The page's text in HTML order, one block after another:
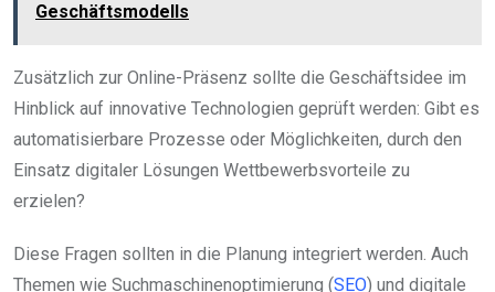
Geschäftsmodells
Zusätzlich zur Online-Präsenz sollte die Geschäftsidee im
Hinblick auf innovative Technologien geprüft werden: Gibt es
automatisierbare Prozesse oder Möglichkeiten, durch den
Einsatz digitaler Lösungen Wettbewerbsvorteile zu
erzielen?
Diese Fragen sollten in die Planung integriert werden. Auch
Themen wie Suchmaschinenoptimierung (SEO) und digitale